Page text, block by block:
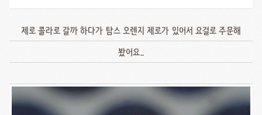
제로 콜라로 갈까 하다가 탐스 오렌지 제로가 있어서 요걸로 주문해
봤어요..